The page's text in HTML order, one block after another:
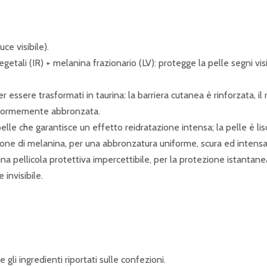
visibile).
(IR) + melanina frazionario (LV): protegge la pelle segni
essere trasformati in taurina: la barriera cutanea è rinforzata,
abbronzata.
che garantisce un effetto reidratazione intensa; la pelle è
di melanina, per una abbronzatura uniforme, scura ed
pellicola protettiva impercettibile, per la protezione
invisibile.
gli ingredienti riportati sulle confezioni.